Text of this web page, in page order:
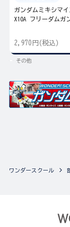
ガンダムミキシマイ
X10A フリーダムガ
2,970円(税込)
その他
ワンダースクール